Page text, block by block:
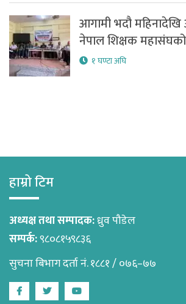
आगामी भदौ
नेपाल शिक्षक
१ घण्टा अघि
हाम्रो टिम
अध्यक्ष तथा सम्पादक:ध्रुव पौडेल
सम्पर्क:९८०८१५९८३६
सुचना बिभाग दर्ता नं. १८८१ / ०७६–७७
FacebookTwitterYoutube